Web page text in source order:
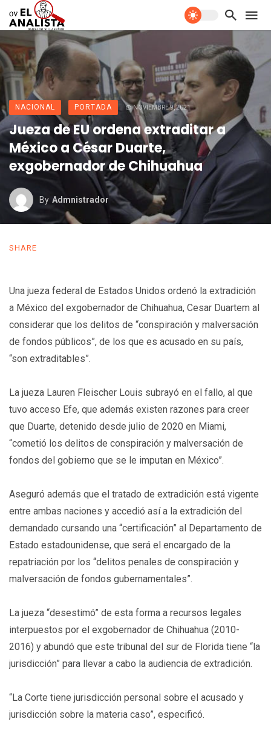
NACIONAL PORTADA NOVIEMBRE 9, 2021
Jueza de EU ordena extraditar a
México a César Duarte,
exgobernador de Chihuahua
By Admnistrador
SHARE
Una jueza federal de Estados Unidos ordenó la extradición
a México del exgobernador de Chihuahua, Cesar Duartem al
considerar que los delitos de “conspiración y malversación
de fondos públicos”, de los que es acusado en su país,
“son extraditables”.
La jueza Lauren Fleischer Louis subrayó en el fallo, al que
tuvo acceso Efe, que además existen razones para creer
que Duarte, detenido desde julio de 2020 en Miami,
“cometió los delitos de conspiración y malversación de
fondos del gobierno que se le imputan en México”.
Aseguró además que el tratado de extradición está vigente
entre ambas naciones y accedió así a la extradición del
demandado cursando una “certificación” al Departamento de
Estado estadounidense, que será el encargado de la
repatriación por los “delitos penales de conspiración y
malversación de fondos gubernamentales”.
La jueza “desestimó” de esta forma a recursos legales
interpuestos por el exgobernador de Chihuahua (2010-
2016) y abundó que este tribunal del sur de Florida tiene “la
jurisdicción” para llevar a cabo la audiencia de extradición.
“La Corte tiene jurisdicción personal sobre el acusado y
jurisdicción sobre la materia caso”, especificó.